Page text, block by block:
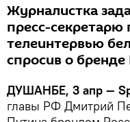
Журналистка
пресс-секретарю
телеинтервью
спросив о бренде
ДУШАНБЕ, 3 апр —
главы РФ Дмитрий